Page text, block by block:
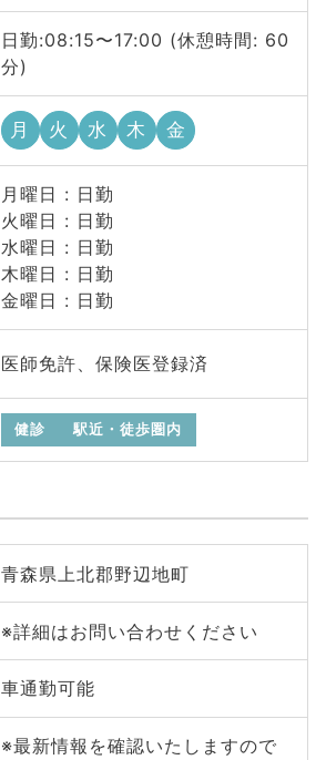
日勤:08:15〜17:00 (休憩時間: 60
分)
月 火 水 木 金
月曜日 : 日勤
火曜日 : 日勤
水曜日 : 日勤
木曜日 : 日勤
金曜日 : 日勤
医師免許、保険医登録済
健診 駅近・徒歩圏内
青森県上北郡野辺地町
※詳細はお問い合わせください
車通勤可能
※最新情報を確認いたしますので